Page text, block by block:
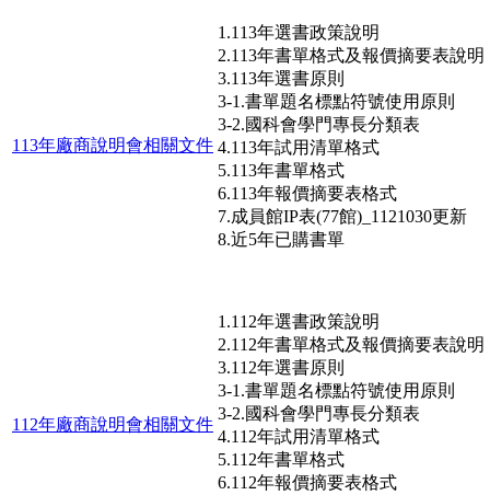
113年廠商說明會相關文件
1.113年選書政策說明
2.113年書單格式及報價摘要表說明
3.113年選書原則
3-1.書單題名標點符號使用原則
3-2.國科會學門專長分類表
4.113年試用清單格式
5.113年書單格式
6.113年報價摘要表格式
7.成員館IP表(77館)_1121030更新
8.近5年已購書單
112年廠商說明會相關文件
1.112年選書政策說明
2.112年書單格式及報價摘要表說明
3.112年選書原則
3-1.書單題名標點符號使用原則
3-2.國科會學門專長分類表
4.112年試用清單格式
5.112年書單格式
6.112年報價摘要表格式